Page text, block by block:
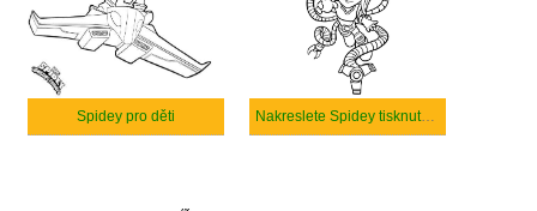
Spidey pro děti Nakreslete Spidey tisknutelné pro děti